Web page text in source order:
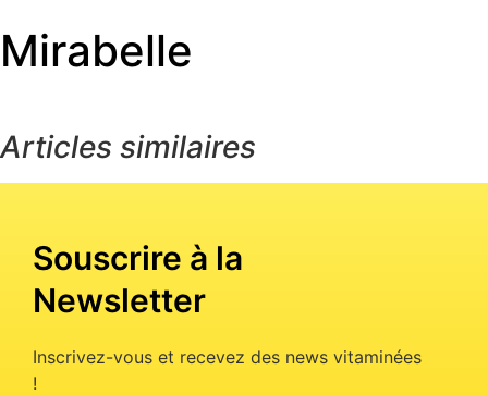
Mirabelle
Articles similaires
Souscrire à la
Newsletter
Inscrivez-vous et recevez des news vitaminées
!